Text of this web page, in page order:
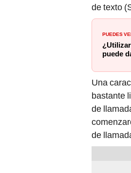
de texto
PUEDES
puede
Una
bastante
de
de